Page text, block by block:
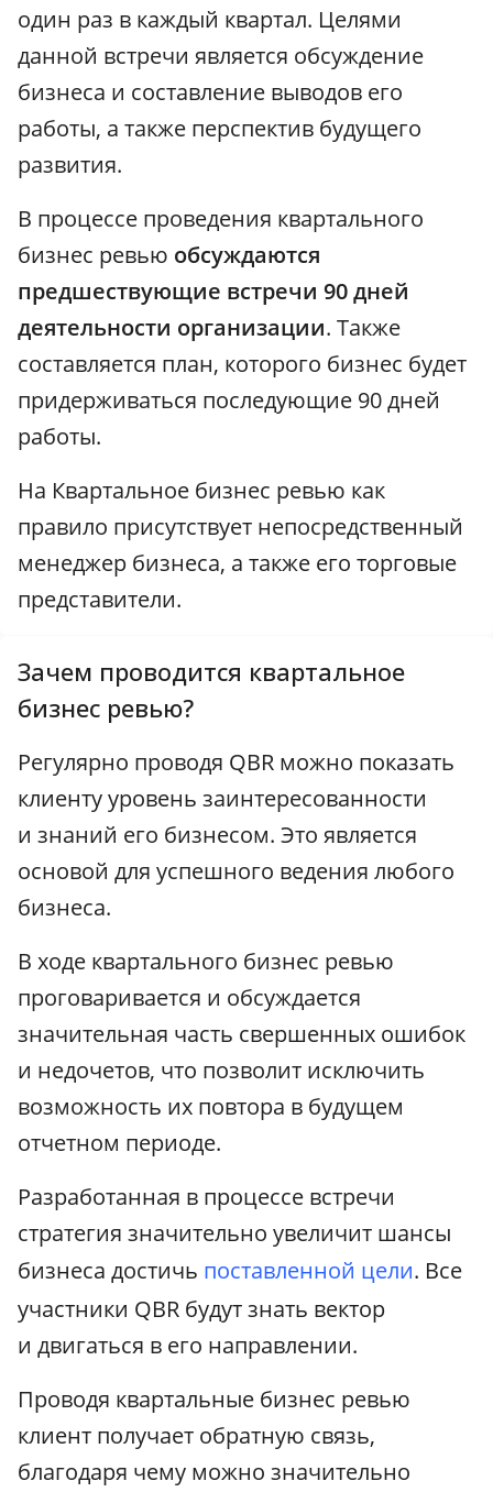
один раз в каждый квартал. Целями
данной встречи является обсуждение
бизнеса и составление выводов его
работы, а также перспектив будущего
развития.
В процессе проведения квартального
бизнес ревью обсуждаются
предшествующие встречи 90 дней
деятельности организации. Также
составляется план, которого бизнес будет
придерживаться последующие 90 дней
работы.
На Квартальное бизнес ревью как
правило присутствует непосредственный
менеджер бизнеса, а также его торговые
представители.
Зачем проводится квартальное
бизнес ревью?
Регулярно проводя QBR можно показать
клиенту уровень заинтересованности
и знаний его бизнесом. Это является
основой для успешного ведения любого
бизнеса.
В ходе квартального бизнес ревью
проговаривается и обсуждается
значительная часть свершенных ошибок
и недочетов, что позволит исключить
возможность их повтора в будущем
отчетном периоде.
Разработанная в процессе встречи
стратегия значительно увеличит шансы
бизнеса достичь поставленной цели. Все
участники QBR будут знать вектор
и двигаться в его направлении.
Проводя квартальные бизнес ревью
клиент получает обратную связь,
благодаря чему можно значительно